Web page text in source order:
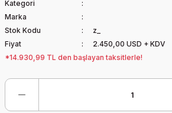
Kategori
Marka
Stok Kodu
z_
Fiyat
2.450,00 USD + KDV
*14.930,99 TL den başlayan taksitlerle!